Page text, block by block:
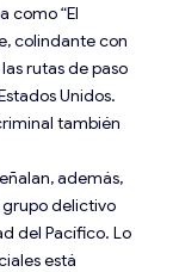
como “El
colindante con
rutas de paso
Unidos.
también
además,
grupo delictivo
del Pacífico. Lo
está